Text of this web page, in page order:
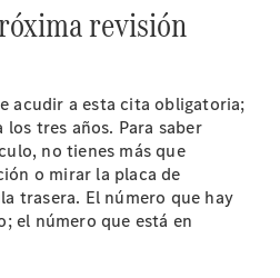
revisión
acudir a esta cita obligatoria;
tres años. Para saber
no tienes más que
o mirar la placa de
trasera. El número que hay
el número que está en